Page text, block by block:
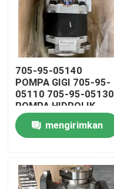
Rumah
705-95-05140
POMPA GIGI 705-95-
05110 705-95-05130
POMPA HIDROLIK
HD465-7 HD605-7
mengirimkan